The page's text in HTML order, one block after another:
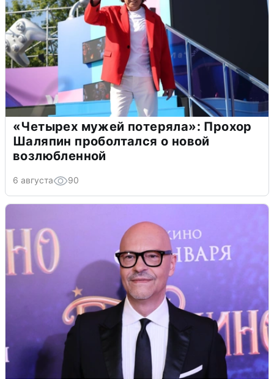
«Четырех мужей потеряла»: Прохор
Шаляпин проболтался о новой
возлюбленной
6 августа 90